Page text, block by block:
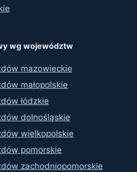
wg województw
mazowieckie
małopolskie
łódzkie
dolnośląskie
wielkopolskie
pomorskie
zachodniopomorskie